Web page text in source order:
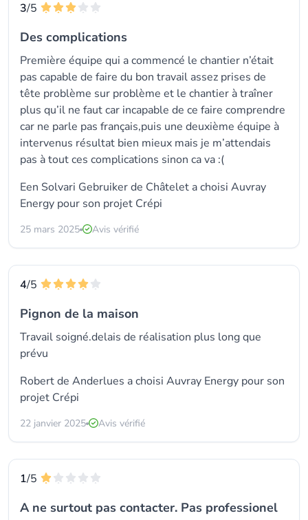
3/5
Des complications
Première équipe qui a commencé le chantier n’était
pas capable de faire du bon travail assez prises de
tête problème sur problème et le chantier à traîner
plus qu’il ne faut car incapable de ce faire comprendre
car ne parle pas français,puis une deuxième équipe à
intervenus résultat bien mieux mais je m’attendais
pas à tout ces complications sinon ca va :(
Een Solvari Gebruiker de Châtelet a choisi Auvray
Energy pour son projet Crépi
25 mars 2025 Avis vérifié
4/5
Pignon de la maison
Travail soigné.delais de réalisation plus long que
prévu
Robert de Anderlues a choisi Auvray Energy pour son
projet Crépi
22 janvier 2025 Avis vérifié
1/5
A ne surtout pas contacter. Pas professionel